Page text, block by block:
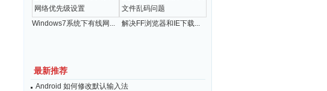
Windows7系统下有线网... 解决FF浏览器和IE下载...
最新推荐
Android 如何修改默认输入法